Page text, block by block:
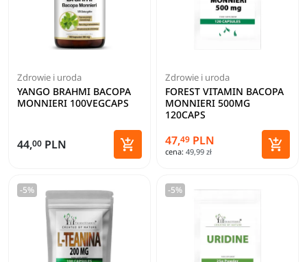
Zdrowie i uroda
YANGO BRAHMI BACOPA
MONNIERI 100VEGCAPS
44,00 PLN 
Dodaj do koszyka
Zdrowie i uroda
FOREST VITAMIN BACOPA
MONNIERI 500MG
120CAPS
47,49 PLN
cena: 49,99 zł 
Dodaj
-5% -5%